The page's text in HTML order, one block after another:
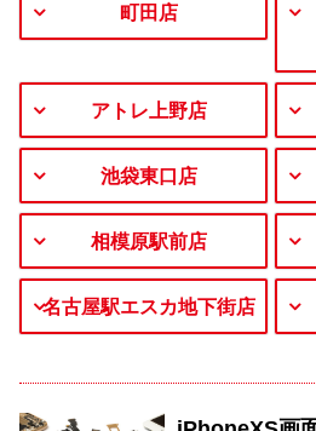
町田店
アトレ上野店
池袋東口店
相模原駅前店
名古屋駅エスカ地下街店